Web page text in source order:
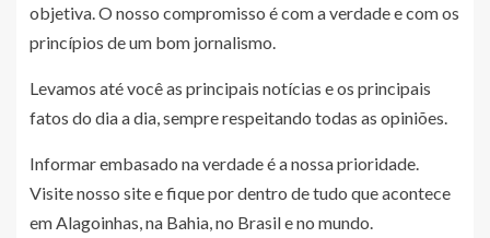
objetiva. O nosso compromisso é com a verdade e com os
princípios de um bom jornalismo.
Levamos até você as principais notícias e os principais
fatos do dia a dia, sempre respeitando todas as opiniões.
Informar embasado na verdade é a nossa prioridade.
Visite nosso site e fique por dentro de tudo que acontece
em Alagoinhas, na Bahia, no Brasil e no mundo.